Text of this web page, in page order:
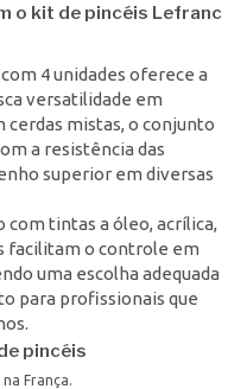
o kit de pincéis Lefranc
4 unidades oferece a
versatilidade em
mistas, o conjunto
a resistência das
superior em diversas
com tintas a óleo, acrílica,
facilitam o controle em
uma escolha adequada
para profissionais que
pincéis
França.